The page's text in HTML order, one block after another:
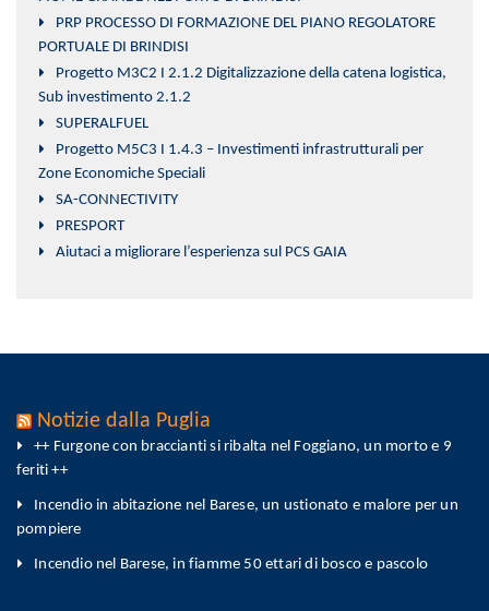
PRP PROCESSO DI FORMAZIONE DEL PIANO REGOLATORE
PORTUALE DI BRINDISI
Progetto M3C2 I 2.1.2 Digitalizzazione della catena logistica,
Sub investimento 2.1.2
SUPERALFUEL
Progetto M5C3 I 1.4.3 – Investimenti infrastrutturali per
Zone Economiche Speciali
SA-CONNECTIVITY
PRESPORT
Aiutaci a migliorare l’esperienza sul PCS GAIA
Notizie dalla Puglia
++ Furgone con braccianti si ribalta nel Foggiano, un morto e 9
feriti ++
Incendio in abitazione nel Barese, un ustionato e malore per un
pompiere
Incendio nel Barese, in fiamme 50 ettari di bosco e pascolo